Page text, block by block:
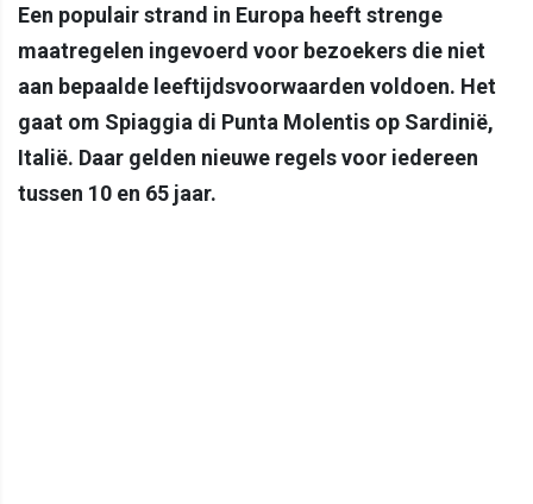
Een populair strand in Europa heeft strenge
maatregelen ingevoerd voor bezoekers die niet
aan bepaalde leeftijdsvoorwaarden voldoen. Het
gaat om Spiaggia di Punta Molentis op Sardinië,
Italië. Daar gelden nieuwe regels voor iedereen
tussen 10 en 65 jaar.